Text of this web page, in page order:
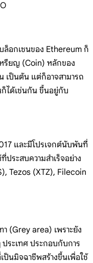
ล็อกเชนของ Ethereum ก็
รียญ (Coin) หลักของ
เป็นต้น แต่ก็อาจสามารถ
ได้เช่นกัน ขึ้นอยู่กับ
และมีโปรเจกต์นับพันที่
ระสบความสำเร็จอย่าง
Tezos (XTZ), Filecoin
า (Grey area) เพราะยัง
ประเทศ ประกอบกับการ
ป็นมิจฉาชีพสร้างขึ้นเพื่อใช้